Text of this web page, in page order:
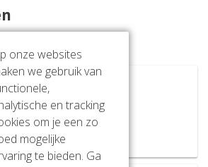
van deze locatie
Laat
bereikbaar kantoor.
onze websites
we gebruik van
en tracking
om je een zo
mogelijke
te bieden. Ga